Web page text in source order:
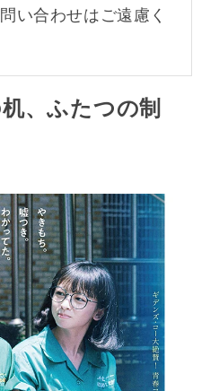
い合わせはご遠慮く
、ふたつの制